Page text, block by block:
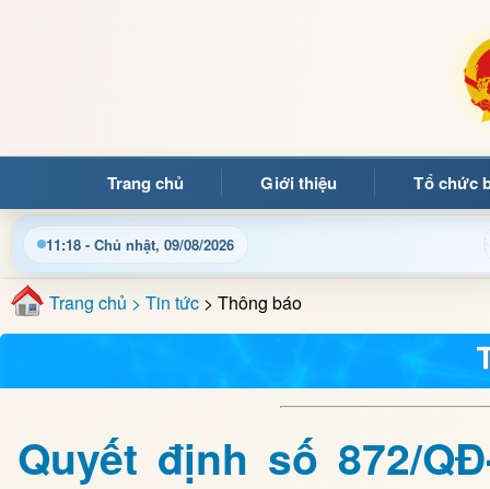
Trang chủ Giới thiệu Tổ chức
11:18 - Chủ nhật, 09/08/2026
Chào mừng quý bạn đọc đến với Trang thông tin điện tử xã
Trang chủ > Tin tức > Thông báo
Quyết định số 872/